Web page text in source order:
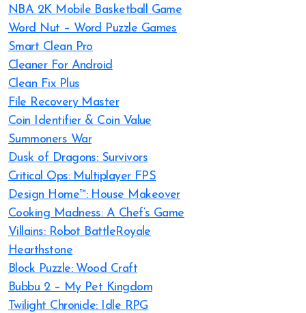
NBA 2K Mobile Basketball Game
Word Nut – Word Puzzle Games
Smart Clean Pro
Cleaner For Android
Clean Fix Plus
File Recovery Master
Coin Identifier & Coin Value
Summoners War
Dusk of Dragons: Survivors
Critical Ops: Multiplayer FPS
Design Home™: House Makeover
Cooking Madness: A Chef’s Game
Villains: Robot BattleRoyale
Hearthstone
Block Puzzle: Wood Craft
Bubbu 2 – My Pet Kingdom
Twilight Chronicle: Idle RPG